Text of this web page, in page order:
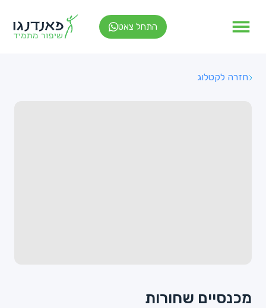
התחל צאט
חזרה לקטלוג
מכנסיים שחורות